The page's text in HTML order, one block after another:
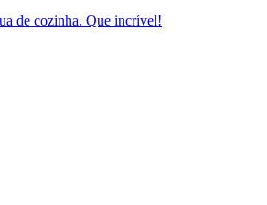
de cozinha. Que incrível!